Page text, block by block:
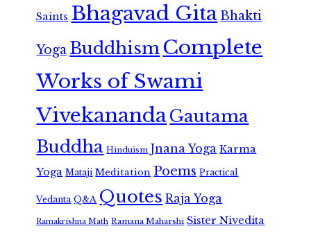
Saints Bhagavad GitaBhakti
Yoga Buddhism Complete
Works of Swami
VivekanandaGautama
Buddha Hinduism Jnana Yoga Karma
Yoga Mataji Meditation Poems Practical
Vedanta Q&A Quotes Raja Yoga
Ramakrishna Math Ramana Maharshi Sister Nivedita